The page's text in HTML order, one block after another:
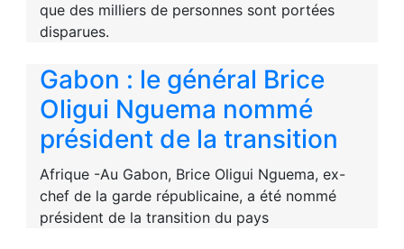
que des milliers de personnes sont portées
disparues.
Gabon : le général Brice
Oligui Nguema nommé
président de la transition
Afrique -Au Gabon, Brice Oligui Nguema, ex-
chef de la garde républicaine, a été nommé
président de la transition du pays